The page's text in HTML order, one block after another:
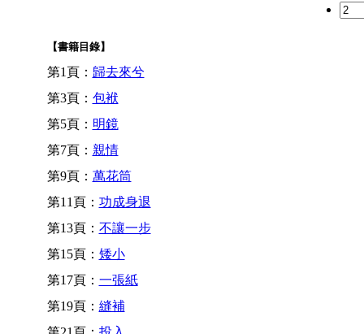
【書籍目錄】
第1頁： 歸去來兮
第3頁： 包袱
第5頁： 明鏡
第7頁： 親情
第9頁： 萬花筒
第11頁： 功成身退
第13頁： 不讓一步
第15頁： 矮小
第17頁： 一張紙
第19頁： 縫補